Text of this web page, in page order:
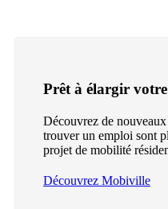
Prêt à élargir
Découvrez de
trouver un emploi sont
projet de mobilité
Découvrez Mobiville